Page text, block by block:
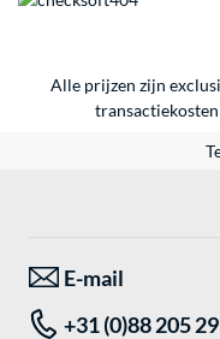
Alle prijzen zijn
E-mail
+31 (0)88 205